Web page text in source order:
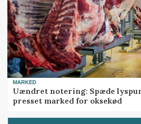
MARKED
Uændret notering: Spæde
presset marked for oksekød